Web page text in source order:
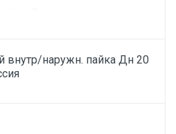
внутр/наружн. пайка Дн 20